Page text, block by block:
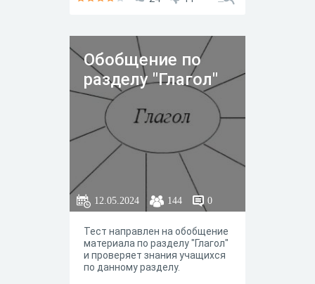
написания слов, в том числе в
связном тексте.
Обобщение по
разделу "Глагол"
12.05.2024 144 0
Тест направлен на обобщение
материала по разделу "Глагол"
и проверяет знания учащихся
по данному разделу.